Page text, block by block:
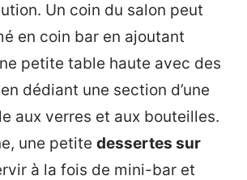
Un coin du salon peut
en coin bar en ajoutant
petite table haute avec des
dédiant une section d’une
aux verres et aux bouteilles.
une petite dessertes sur
à la fois de mini-bar et